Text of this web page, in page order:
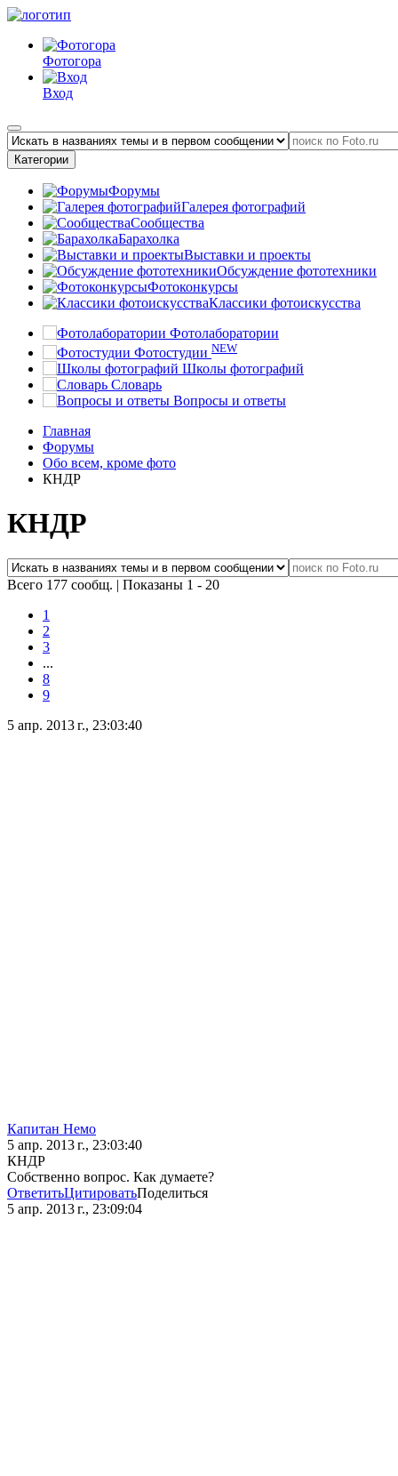
Фотогора
Вход
Категории
Форумы
Галерея фотографий
Сообщества
Барахолка
Выставки и проекты
Обсуждение фототехники
Фотоконкурсы
Классики фотоискусства
Фотолаборатории
Фотостудии NEW
Школы фотографий
Словарь
Вопросы и ответы
Главная
Форумы
Обо всем, кроме фото
КНДР
КНДР
Всего 177 сообщ. | Показаны 1 - 20
1
2
3
...
8
9
5 апр. 2013 г., 23:03:40
Капитан Немо
5 апр. 2013 г., 23:03:40
КНДР
Собственно вопрос. Как думаете?
ОтветитьЦитироватьПоделиться
5 апр. 2013 г., 23:09:04